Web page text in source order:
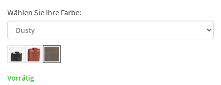
Wählen Sie Ihre Farbe:
Vorrätig